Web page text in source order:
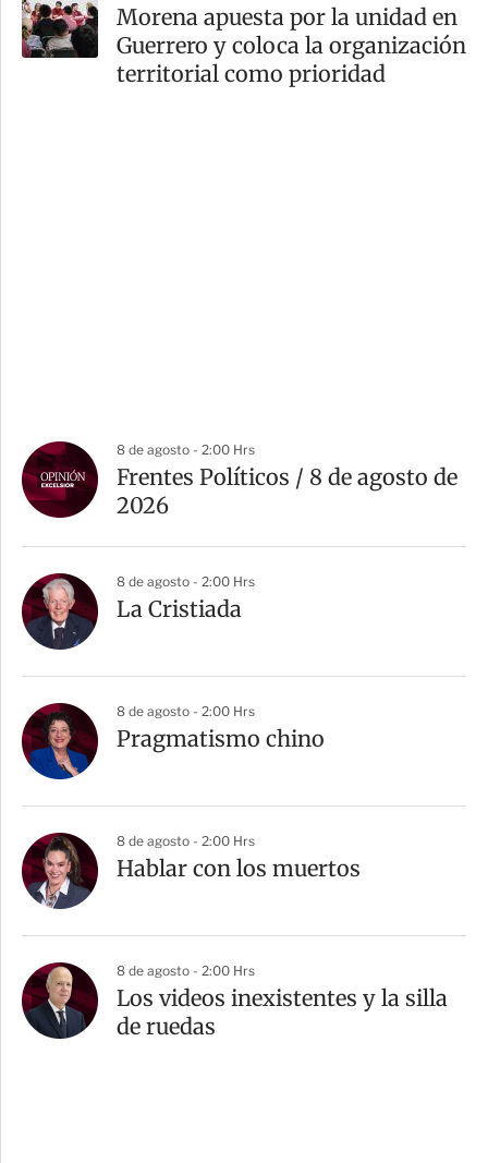
Morena apuesta por la unidad en
Guerrero y coloca la organización
territorial como prioridad
8 de agosto - 2:00 Hrs
Frentes Políticos / 8 de agosto de
2026
8 de agosto - 2:00 Hrs
La Cristiada
8 de agosto - 2:00 Hrs
Pragmatismo chino
8 de agosto - 2:00 Hrs
Hablar con los muertos
8 de agosto - 2:00 Hrs
Los videos inexistentes y la silla
de ruedas